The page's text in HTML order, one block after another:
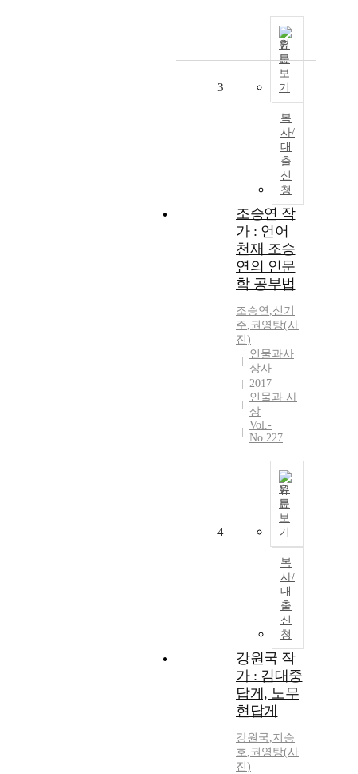
원
문
보
기
복
사/
대
출
신
청
3
조승연 작
가 : 언어
천재 조승
연의 인문
학 공부법
조승연 ,신기
주,권영탕(사
진)
인물과사
상사
2017
인물과 사
상
Vol.-
No.227
원
문
보
기
복
사/
대
출
신
청
4
강원국 작
가 : 김대중
답게, 노무
현답게
강원국,지승
호,권영탕(사
진)